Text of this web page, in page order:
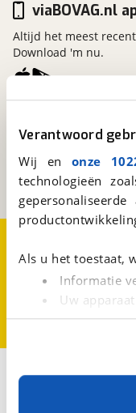
Verantwoord
Wij en onze
technologieën
Als u het toestaat,
Informatie
Uw
Lees meer over
Met cookies en
cookies zorgen
Kosterijland
Een initiatief
BOVAG
viaBOVAG.nl
Altijd het meest
Download 'm nu.
Cookievoorkeuren